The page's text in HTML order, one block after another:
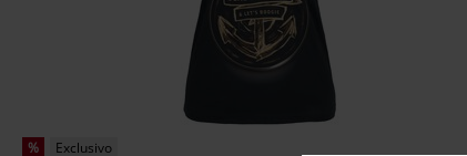
% Exclusivo